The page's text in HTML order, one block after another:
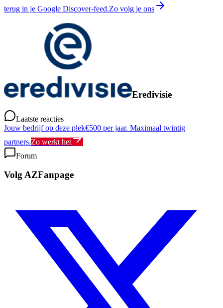
terug in je Google Discover-feed.Zo volg je ons
Eredivisie
Laatste reacties
Jouw bedrijf op deze plek€500 per jaar. Maximaal twintig
partners.Zo werkt het
Forum
Volg AZFanpage